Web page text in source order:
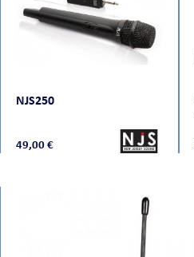
NJS250
49,00 €